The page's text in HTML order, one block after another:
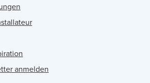
anmelden